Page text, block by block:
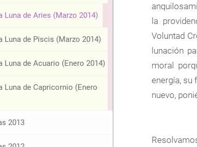
la
Voluntad
lunación
moral
energía, su
nuevo,
Luna de Aries (Marzo 2014)
Luna de Piscis (Marzo 2014)
Luna de Acuario (Enero 2014)
Luna de Capricornio (Enero
2013